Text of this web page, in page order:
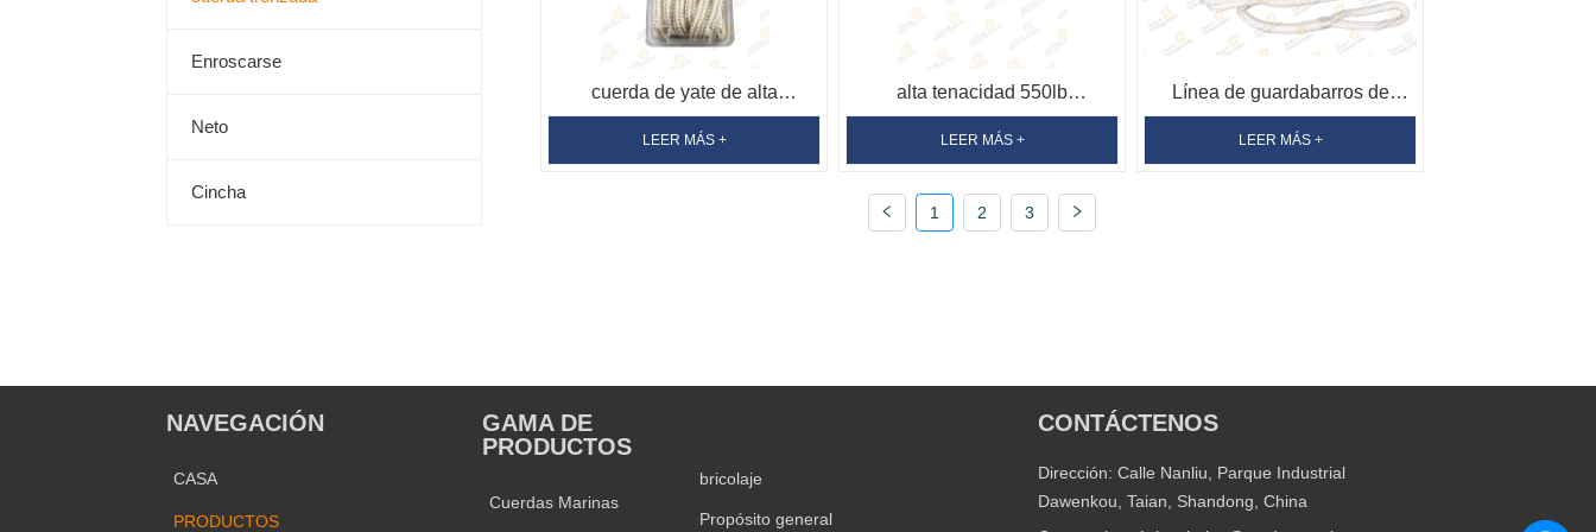
Enroscarse
Neto
Cincha
cuerda de yate de alta
resistencia cuerdas marinas
LEER MÁS +
alta tenacidad 550lb
Polipropileno poliéster nylon 32
Paracord
LEER MÁS +
Línea de guardabarros de
cuerda trenzada doble de nailon
LEER MÁS +
1 2 3
NAVEGACIÓN
CASA
PRODUCTOS
GAMA DE
PRODUCTOS
Cuerdas Marinas
bricolaje
Propósito general
CONTÁCTENOS
Dirección: Calle Nanliu, Parque Industrial
Dawenkou, Taian, Shandong, China